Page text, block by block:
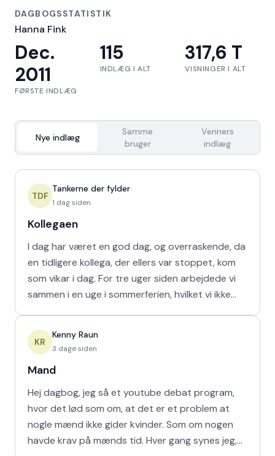
DAGBOGSSTATISTIK
Hanna Fink
Dec.
2011
FØRSTE INDLÆG
115
INDLÆG I ALT
317,6 T
VISNINGER I ALT
Nye indlæg
Samme
bruger
Venners
indlæg
TDF
Tankerne der fylder
1 dag siden
Kollegaen
I dag har været en god dag, og overraskende, da
en tidligere kollega, der ellers var stoppet, kom
som vikar i dag. For tre uger siden arbejdede vi
sammen i en uge i sommerferien, hvilket vi ikke
KR
Kenny Raun
3 dage siden
Mand
Hej dagbog, jeg så et youtube debat program,
hvor det lød som om, at det er et problem at
nogle mænd ikke gider kvinder. Som om nogen
havde krav på mænds tid. Hver gang synes jeg,